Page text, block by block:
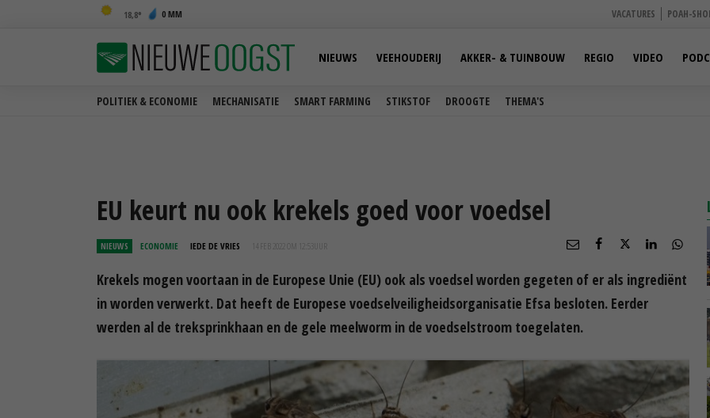
18,8 0 MM VACATURES POAH-
POLITIEK & ECONOMIE MECHANISATIE SMART FARMING STIKSTOF DROOGTE THEMA'S
NIEUWS VEEHOUDERIJ AKKER- & TUINBOUW REGIO VIDEO
EU keurt nu ook krekels goed voor voedsel
NIEUWS ECONOMIE IEDE DE VRIES 14 FEB 2022 OM 12:53
Krekels mogen voortaan in de Europese Unie (EU) ook als voedsel worden gegeten of er als ingrediënt
in worden verwerkt. Dat heeft de Europese voedselveiligheidsorganisatie Efsa besloten. Eerder
werden al de treksprinkhaan en de gele meelworm in de voedselstroom toegelaten.